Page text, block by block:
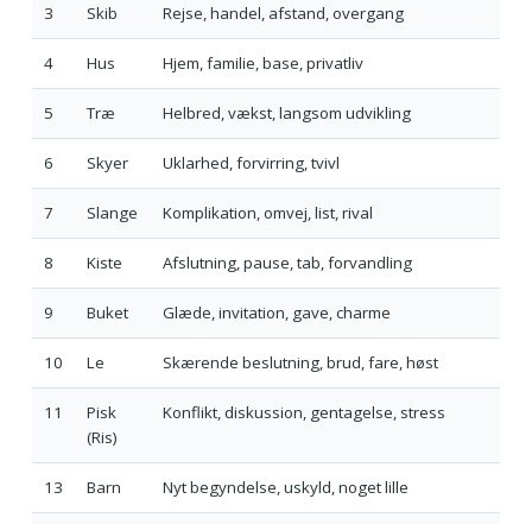
3 Skib Rejse, handel, afstand, overgang
4 Hus Hjem, familie, base, privatliv
5 Træ Helbred, vækst, langsom udvikling
6 Skyer Uklarhed, forvirring, tvivl
7 Slange Komplikation, omvej, list, rival
8 Kiste Afslutning, pause, tab, forvandling
9 Buket Glæde, invitation, gave, charme
10 Le Skærende beslutning, brud, fare, høst
11
Pisk
(Ris)
Konflikt, diskussion, gentagelse, stress
13 Barn Nyt begyndelse, uskyld, noget lille